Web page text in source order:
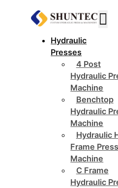
Hydraulic
Presses
4 Post
Hydraulic
Machine
Benchtop
Hydraulic
Machine
Hydraulic
Frame
Machine
C Frame
Hydraulic